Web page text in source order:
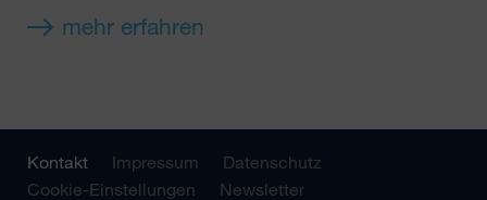
mehr erfahren
Kontakt Impressum
Datenschutz
Cookie-Einstellungen
Newsletter